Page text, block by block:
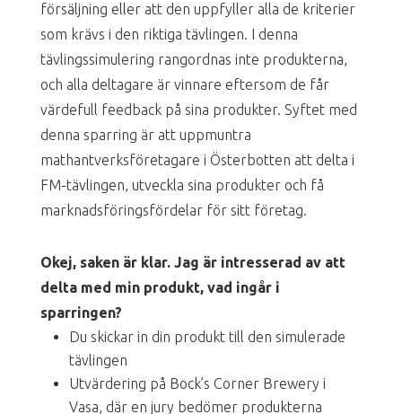
försäljning eller att den uppfyller alla de kriterier
som krävs i den riktiga tävlingen. I denna
tävlingssimulering rangordnas inte produkterna,
och alla deltagare är vinnare eftersom de får
värdefull feedback på sina produkter. Syftet med
denna sparring är att uppmuntra
mathantverksföretagare i Österbotten att delta i
FM-tävlingen, utveckla sina produkter och få
marknadsföringsfördelar för sitt företag.
Okej, saken är klar. Jag är intresserad av att
delta med min produkt, vad ingår i
sparringen?
Du skickar in din produkt till den simulerade
tävlingen
Utvärdering på Bock’s Corner Brewery i
Vasa, där en jury bedömer produkterna